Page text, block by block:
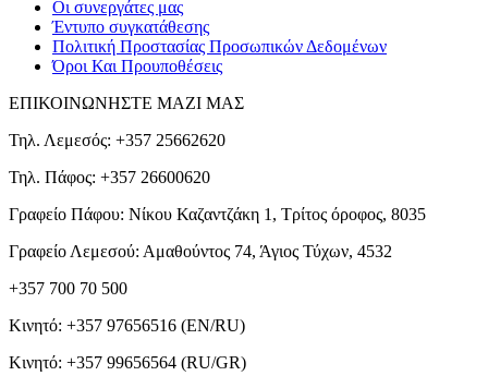
Οι συνεργάτες μας
Έντυπο συγκατάθεσης
Πολιτική Προστασίας Προσωπικών Δεδομένων
Όροι Και Προυποθέσεις
ΕΠΙΚΟΙΝΩΝΗΣΤΕ ΜΑΖΙ ΜΑΣ
Τηλ. Λεμεσός: +357 25662620
Τηλ. Πάφος: +357 26600620
Γραφείο Πάφου: Νίκου Καζαντζάκη 1, Τρίτος όροφος, 8035
Γραφείο Λεμεσού: Αμαθούντος 74, Άγιος Τύχων, 4532
+357 700 70 500
Κινητό: +357 97656516 (EN/RU)
Κινητό: +357 99656564 (RU/GR)